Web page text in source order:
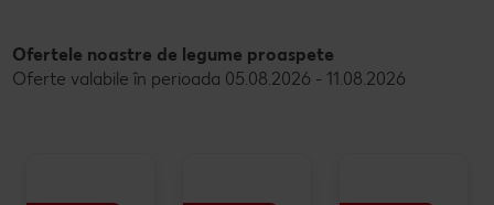
Ofertele noastre de legume proaspete
Oferte valabile în perioada 05.08.2026 - 11.08.2026